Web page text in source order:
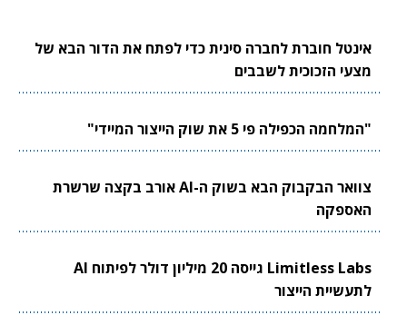
אינטל חוברת לחברה סינית כדי לפתח את הדור הבא של
מצעי הזכוכית לשבבים
"המלחמה הכפילה פי 5 את שוק הייצור המיידי"
צוואר הבקבוק הבא בשוק ה-AI אורב בקצה שרשרת
האספקה
Limitless Labs גייסה 20 מיליון דולר לפיתוח AI
לתעשיית הייצור